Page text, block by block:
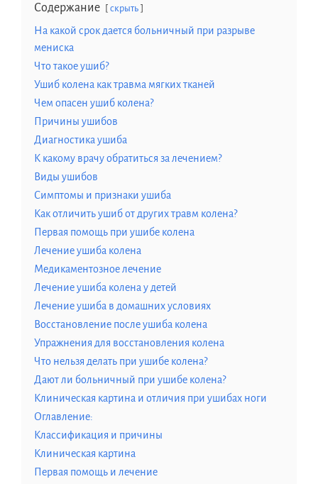
Содержание скрыть
На какой срок дается больничный при разрыве
мениска
Что такое ушиб?
Ушиб колена как травма мягких тканей
Чем опасен ушиб колена?
Причины ушибов
Диагностика ушиба
К какому врачу обратиться за лечением?
Виды ушибов
Симптомы и признаки ушиба
Как отличить ушиб от других травм колена?
Первая помощь при ушибе колена
Лечение ушиба колена
Медикаментозное лечение
Лечение ушиба колена у детей
Лечение ушиба в домашних условиях
Восстановление после ушиба колена
Упражнения для восстановления колена
Что нельзя делать при ушибе колена?
Дают ли больничный при ушибе колена?
Клиническая картина и отличия при ушибах ноги
Оглавление:
Классификация и причины
Клиническая картина
Первая помощь и лечение